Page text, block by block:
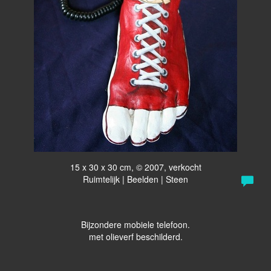
15 x 30 x 30 cm, © 2007, verkocht
Ruimtelijk | Beelden | Steen
Bijzondere mobiele telefoon.
met olieverf beschilderd.